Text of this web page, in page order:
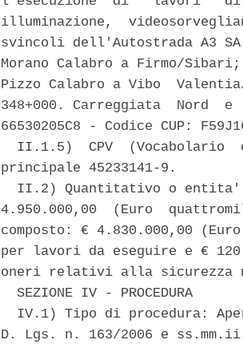
illuminazione,
svincoli dell'Autostrada A3
Morano Calabro a Firmo/
Pizzo Calabro a Vibo
348+000. Carreggiata  Nord
66530205C8 - Codice CUP:
II.1.5)  CPV  (Vocabolario
principale 45233141-9.
II.2) Quantitativo o
4.950.000,00  (Euro
composto: € 4.830.000,00
per lavori da eseguire e €
oneri relativi alla sicurezza
  SEZIONE IV - PROCEDURA
IV.1) Tipo di procedura:
D. Lgs. n. 163/2006 e